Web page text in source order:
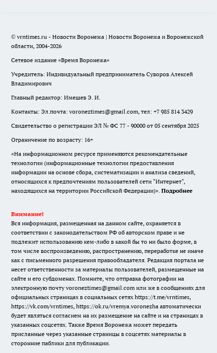
© vrntimes.ru - Новости Воронежа | Новости Воронежа и Воронежской
области, 2004-2026
Сетевое издание «Время Воронежа»
Учредитель: Индивидуальный предприниматель Суворов Алексей
Владимирович
Главный редактор: Имешев Э. И.
Контакты: Эл.почта: voroneztimes@gmail.com, тел: +7 985 814 3429
Свидетельство о регистрации ЭЛ № ФС 77 - 90000 от 05 сентября 2025
Ограничение по возрасту: 16+
«На информационном ресурсе применяются рекомендательные
технологии (информационные технологии предоставления
информации на основе сбора, систематизации и анализа сведений,
относящихся к предпочтениям пользователей сети "Интернет",
находящихся на территории Российской Федерации)». Подробнее
Внимание!
Вся информация, размещенная на данном сайте, охраняется в
соответствии с законодательством РФ об авторском праве и не
подлежит использованию кем-либо в какой бы то ни было форме, в
том числе воспроизведению, распространению, переработке не иначе
как с письменного разрешения правообладателя. Редакция портала не
несет ответственности за материалы пользователей, размещенные на
сайте и его субдоменах. Помните, что отправка фотографии на
электронную почту voroneztimes@gmail.com или же в сообщениях для
официальных страницах в социальных сетях https://t.me/vrntimes,
https://vk.com/vrntimes, https://ok.ru/vremya.voronezha автоматически
будет являться согласием на их размещение на сайте и на страницах в
указанных соцсетях. Также Время Воронежа может передать
присланные через указанные страницы в соцсетях материалы в
сторонние паблики для публикации.